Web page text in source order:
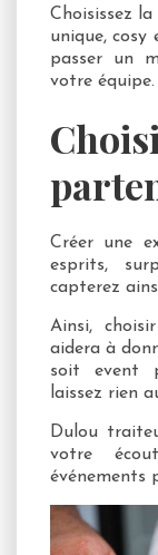
Choisissez
unique,
passer un
votre équipe.
Créer une
esprits,
capterez
Ainsi,
aidera à
soit event
laissez rien
Dulou
votre
événements